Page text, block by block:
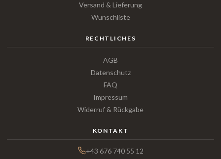
Versand & Lieferung
Wunschliste
RECHTLICHES
AGB
Datenschutz
FAQ
Impressum
Widerruf & Rückgabe
KONTAKT
+43 676 740 55 12